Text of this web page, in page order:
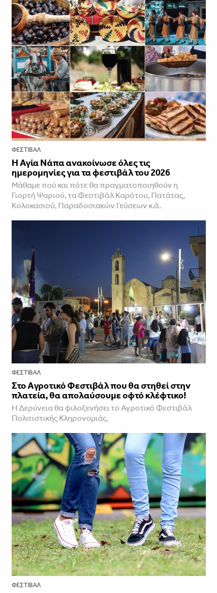
ΦΕΣΤΙΒΑΛ
Η Αγία Νάπα ανακοίνωσε όλες τις
ημερομηνίες για τα φεστιβάλ του 2026
Μάθαμε πού και πότε θα πραγματοποιηθούν η
Γιορτή Ψαριού, τα Φεστιβάλ Καρότου, Πατάτας,
Κολοκασιού, Παραδοσιακών Γεύσεων κ.ά.
ΦΕΣΤΙΒΑΛ
Στο Aγροτικό Φεστιβάλ που θα στηθεί στην
πλατεία, θα απολαύσουμε οφτό κλέφτικο!
Η Δερύνεια θα φιλοξενήσει το Αγροτικό Φεστιβάλ
Πολιτιστικής Κληρονομιάς.
ΦΕΣΤΙΒΑΛ